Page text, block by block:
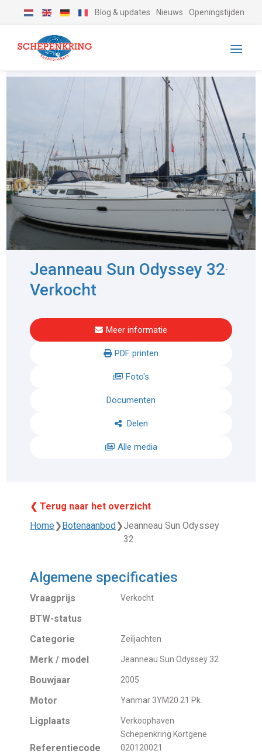
Blog & updates Nieuws Openingstijden
Jeanneau Sun Odyssey 32-
Verkocht
Meer informatie
PDF printen
Foto's
Documenten
Delen
Alle media
❮ Terug naar het overzicht
Home❯Botenaanbod❯Jeanneau Sun Odyssey
32
Algemene specificaties
Vraagprijs Verkocht
BTW-status
Categorie
Zeiljachten
Merk / model Jeanneau Sun Odyssey 32
Bouwjaar 2005
Motor Yanmar 3YM20 21 Pk.
Ligplaats
Verkoophaven
Schepenkring Kortgene
Referentiecode 020120021